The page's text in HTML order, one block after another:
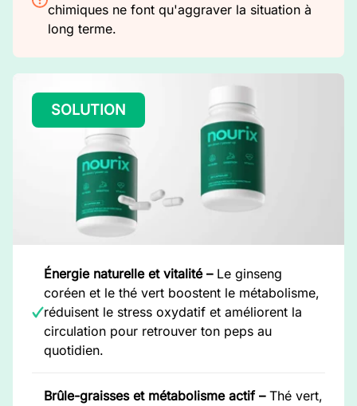
chimiques ne font qu'aggraver la situation à
long terme.
SOLUTION
Énergie naturelle et vitalité –Le ginseng
coréen et le thé vert boostent le métabolisme,
réduisent le stress oxydatif et améliorent la
circulation pour retrouver ton peps au
quotidien.
Brûle-graisses et métabolisme actif –Thé vert,